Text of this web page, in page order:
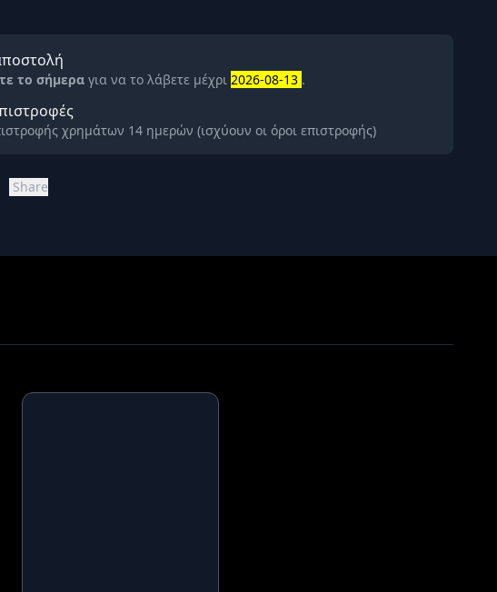
το σήμερα για να το λάβετε μέχρι 2026-08-13 .
χρημάτων 14 ημερών (ισχύουν οι όροι επιστροφής)
Share